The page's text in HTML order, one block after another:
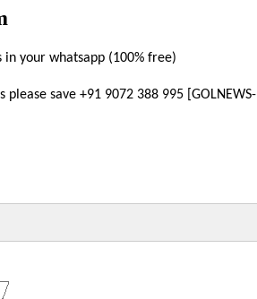
your whatsapp (100% free)
save +91 9072 388 995 [GOLNEWS-